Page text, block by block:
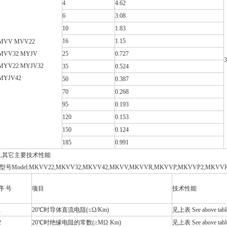
MVV22
MYJV
MYJV32
4
4.62
6
3.08
10
1.83
16
1.15
25
0.727
35
0.524
50
0.387
70
0.268
95
0.193
120
0.153
150
0.124
185
0.991
其它主要技术性能
号
号 项目 技术性能
20℃时导体直流电阻(≤Ω/Km)
见上表 See above
20℃时绝缘电阻的常数(≥MΩ·Km) 见上表 See above